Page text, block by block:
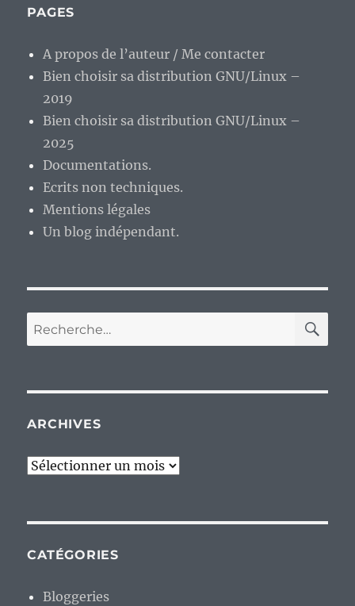
PAGES
A propos de l’auteur / Me contacter
Bien choisir sa distribution GNU/Linux –
2019
Bien choisir sa distribution GNU/Linux –
2025
Documentations.
Ecrits non techniques.
Mentions légales
Un blog indépendant.
Recherche
pour :
ARCHIVES
Archives
CATÉGORIES
Bloggeries